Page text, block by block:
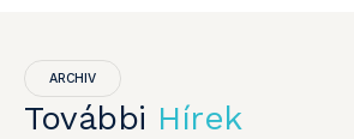
ARCHIV
További Hírek